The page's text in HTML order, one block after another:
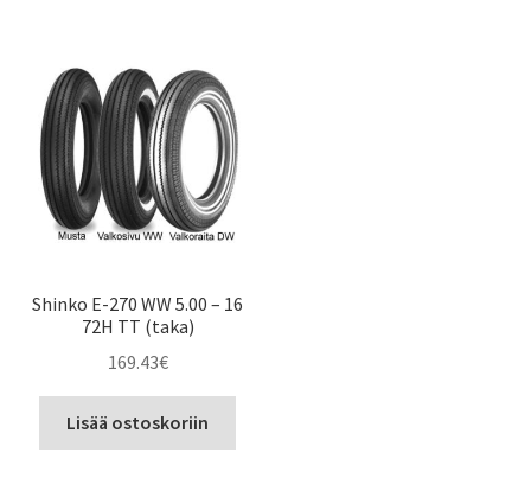
Shinko E-270 WW 5.00 – 16
72H TT (taka)
169.43€
Lisää ostoskoriin